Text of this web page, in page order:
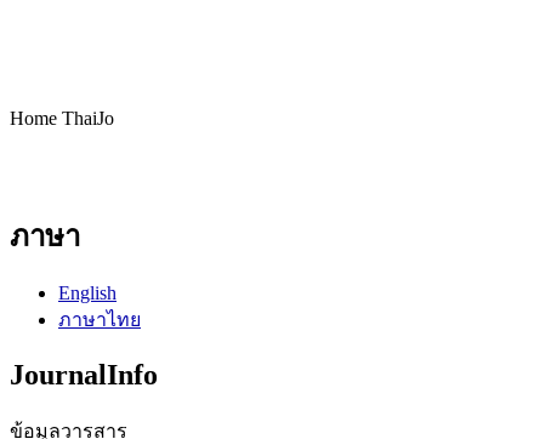
Home ThaiJo
ภาษา
English
ภาษาไทย
JournalInfo
ข้อมูลวารสาร